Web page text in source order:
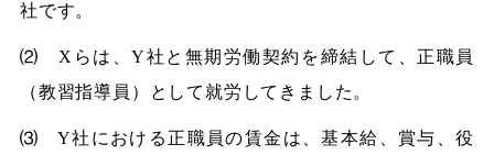
社です。
⑵ Xらは、Y社と無期労働契約を締結して、正職員
（教習指導員）として就労してきました。
⑶ Y社における正職員の賃金は、基本給、賞与、役